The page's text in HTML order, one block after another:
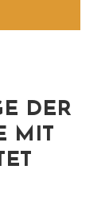
DER
MIT